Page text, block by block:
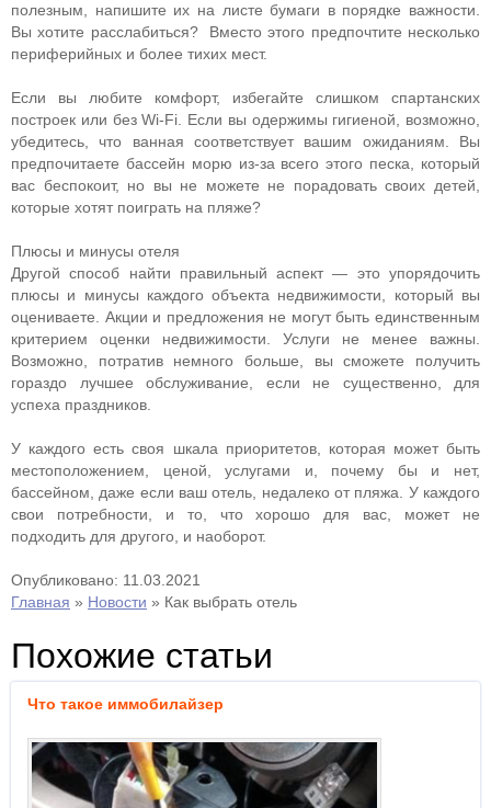
полезным, напишите их на листе бумаги в порядке важности.
Вы хотите расслабиться? Вместо этого предпочтите несколько
периферийных и более тихих мест.
Если вы любите комфорт, избегайте слишком спартанских
построек или без Wi-Fi. Если вы одержимы гигиеной, возможно,
убедитесь, что ванная соответствует вашим ожиданиям. Вы
предпочитаете бассейн морю из-за всего этого песка, который
вас беспокоит, но вы не можете не порадовать своих детей,
которые хотят поиграть на пляже?
Плюсы и минусы отеля
Другой способ найти правильный аспект — это упорядочить
плюсы и минусы каждого объекта недвижимости, который вы
оцениваете. Акции и предложения не могут быть единственным
критерием оценки недвижимости. Услуги не менее важны.
Возможно, потратив немного больше, вы сможете получить
гораздо лучшее обслуживание, если не существенно, для
успеха праздников.
У каждого есть своя шкала приоритетов, которая может быть
местоположением, ценой, услугами и, почему бы и нет,
бассейном, даже если ваш отель, недалеко от пляжа. У каждого
свои потребности, и то, что хорошо для вас, может не
подходить для другого, и наоборот.
Опубликовано: 11.03.2021
Главная » Новости » Как выбрать отель
Похожие статьи
Что такое иммобилайзер